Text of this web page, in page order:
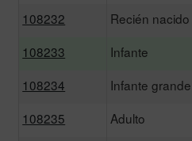
108232 Recién
108233 Infante
108234 Infante grande
108235 Adulto